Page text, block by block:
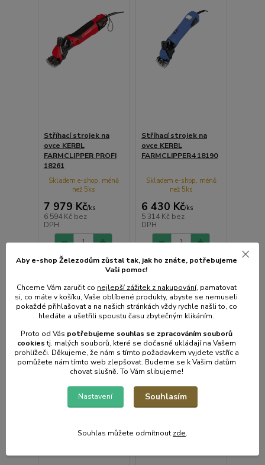
Stříhací strojek na
ovce KERBL
FARMCLIPPER PROFI
18261
7 979 Kč/ks
6 594 Kč bez
DPH
Skladem e-shop, méně
než 5ks
Přidat do košíku
Stříhací strojek na
ovce KERBL
FARMCLIPPER4 18190
6 430 Kč/ks
5 314 Kč bez
DPH
Skladem e-shop, méně
než 5ks
Přidat do košíku
Aby e-shop Železodům zůstal tak, jak ho znáte, potřebujeme
Vaši pomoc!
Chceme Vám zaručit co nejlepší zážitek z nakupování, pamatovat
si, co máte v košíku, Vaše oblíbené produkty, abyste se nemuseli
pokaždé přihlašovat a na našich stránkách vždy rychle našli to, co
hledáte a ušetřili spoustu času zbytečným klikáním.
Proto od Vás potřebujeme souhlas se zpracováním souborů
cookiestj. malých souborů, které se dočasně ukládají na Vašem
prohlížeči. Děkujeme, že nám s tímto požadavkem vyjdete vstříc a
pomůžete nám tímto web zlepšovat. Budeme se k Vašim datům
chovat slušně. To Vám slibujeme!
Nastavení Souhlasím
Souhlas můžete odmítnout zde.